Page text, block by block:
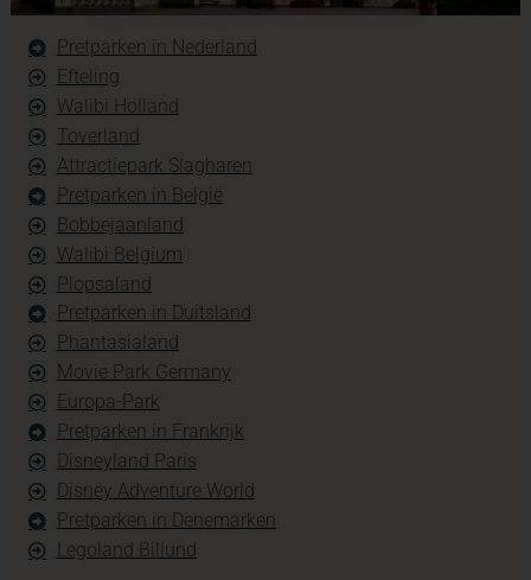
Pretparken in Nederland
Efteling
Walibi Holland
Toverland
Attractiepark Slagharen
Pretparken in België
Bobbejaanland
Walibi Belgium
Plopsaland
Pretparken in Duitsland
Phantasialand
Movie Park Germany
Europa-Park
Pretparken in Frankrijk
Disneyland Paris
Disney Adventure World
Pretparken in Denemarken
Legoland Billund